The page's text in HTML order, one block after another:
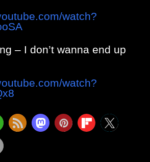
watch?
– I don’t wanna end up
watch?